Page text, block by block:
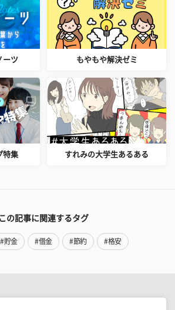
ーツ もやもや解決ゼミ
特集 すれみの大学生あるある
この記事に関連するタグ
#貯金 #借金 #節約 #格安